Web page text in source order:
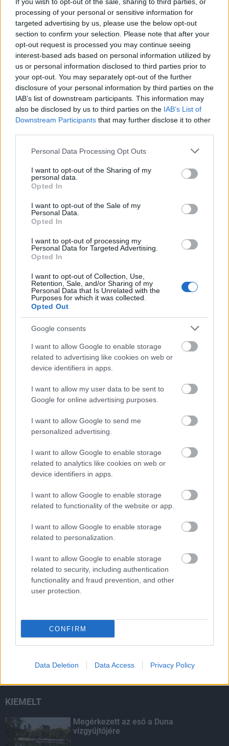
processing of your personal or sensitive information for
targeted advertising by us, please use the below opt-out
section to confirm your selection. Please note that after your
opt-out request is processed you may continue seeing
interest-based ads based on personal information utilized by
us or personal information disclosed to third parties prior to
your opt-out. You may separately opt-out of the further
disclosure of your personal information by third parties on the
IAB’s list of downstream participants. This information may
also be disclosed by us to third parties on the IAB’s List of
Downstream Participants that may further disclose it to other
Please note that this website/app uses one or more Google
not limited to your visit or usage behaviour. You may click to
grant or deny consent to Google and its third-party tags to
use your data for below specified purposes in below Google
consent section.
Personal Data Processing Opt Outs
I want to opt-out of the Sharing of my
personal data.
Opted In
I want to opt-out of the Sale of my
Personal Data.
Opted In
I want to opt-out of processing my
Personal Data for Targeted Advertising.
Opted In
I want to opt-out of Collection, Use,
Retention, Sale, and/or Sharing of my
Personal Data that Is Unrelated with the
Purposes for which it was collected.
Opted Out
Google consents
I want to allow Google to enable storage
related to advertising like cookies on web or
device identifiers in apps.
I want to allow my user data to be sent to
Google for online advertising purposes.
I want to allow Google to send me
personalized advertising.
I want to allow Google to enable storage
related to analytics like cookies on web or
device identifiers in apps.
I want to allow Google to enable storage
related to functionality of the website or app.
I want to allow Google to enable storage
related to personalization.
I want to allow Google to enable storage
related to security, including authentication
functionality and fraud prevention, and other
user protection.
CONFIRM
Data Deletion Data Access Privacy Policy
Név
E-mail cím
Feliratkozom a hírlevélre és elfogadom azadatvédelmi
szabályzatot!
FELIRATKOZÁS
Aktuális
árnyékában?
másodfokúra csökken a riasztás
HIRDETÉS
HIRDETÉS
HIRDETÉS
LEGOLVASOTTABB
Paks II.: Mit jelent az 5. blokk új
mérföldköve a felülvizsgálat
árnyékában?
Fontos a postaládákba költöző
széncinegék védelme
Amire többmillióan vártunk: szombattól
másodfokúra csökken a riasztás
KIEMELT
Megérkezett az eső a Duna
vízgyűjtőjére